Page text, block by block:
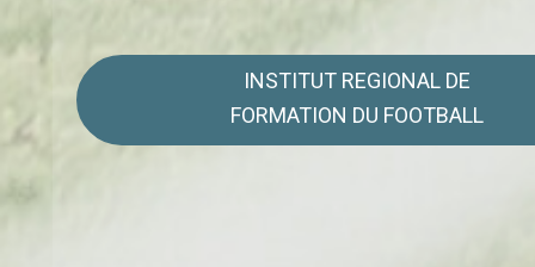
INSTITUT REGIONAL DE
FORMATION DU FOOTBALL